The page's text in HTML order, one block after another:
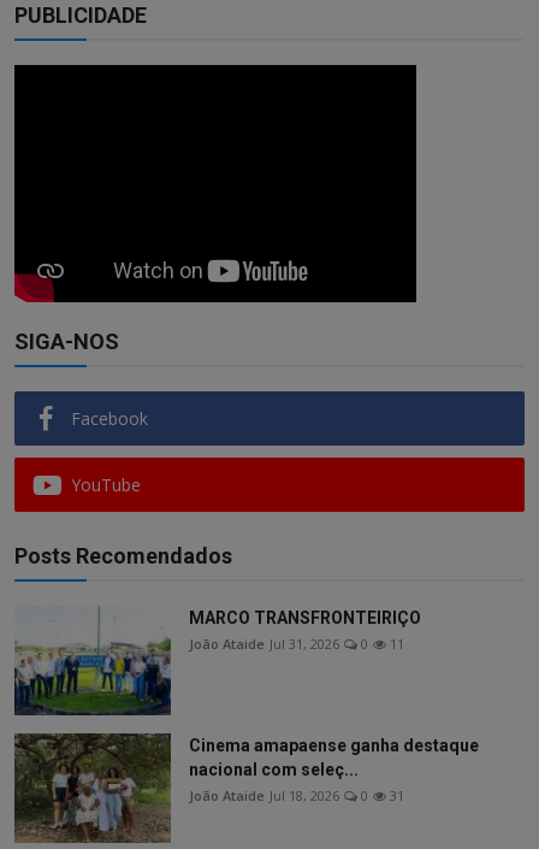
PUBLICIDADE
SIGA-NOS
Facebook
YouTube
Posts Recomendados
MARCO TRANSFRONTEIRIÇO
João Ataide Jul 31, 2026 0 11
Cinema amapaense ganha destaque
nacional com seleç...
João Ataide Jul 18, 2026 0 31